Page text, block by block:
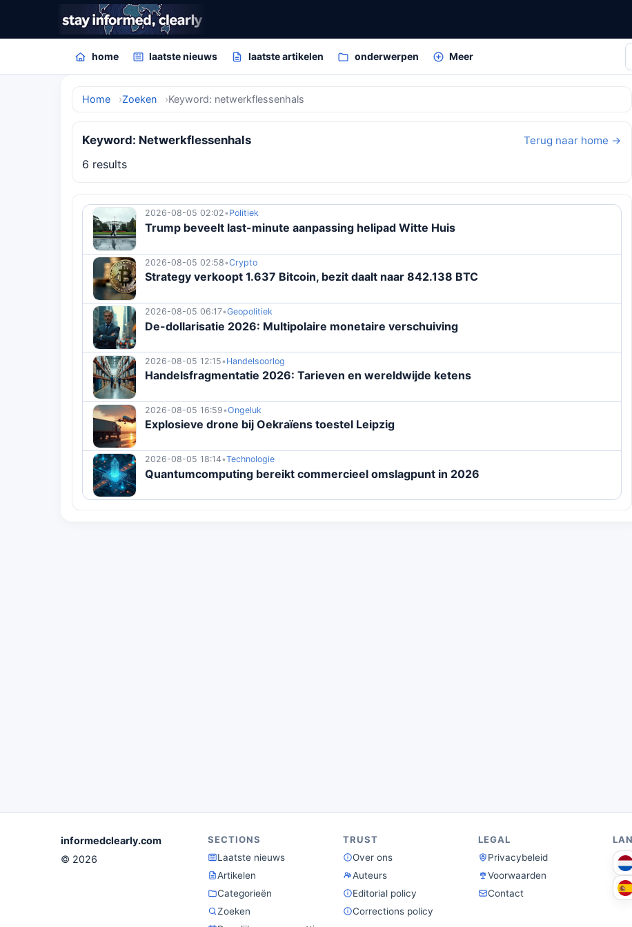
home laatste nieuws laatste artikelen onderwerpen Meer
Home Zoeken Keyword: netwerkflessenhals
Keyword: Netwerkflessenhals Terug naar home →
6 results
2026-08-05 02:02•Politiek
Trump beveelt last-minute aanpassing helipad Witte Huis
2026-08-05 02:58•Crypto
Strategy verkoopt 1.637 Bitcoin, bezit daalt naar 842.138 BTC
2026-08-05 06:17•Geopolitiek
De-dollarisatie 2026: Multipolaire monetaire verschuiving
2026-08-05 12:15•Handelsoorlog
Handelsfragmentatie 2026: Tarieven en wereldwijde ketens
2026-08-05 16:59•Ongeluk
Explosieve drone bij Oekraïens toestel Leipzig
2026-08-05 18:14•Technologie
Quantumcomputing bereikt commercieel omslagpunt in 2026
informedclearly.com
© 2026
SECTIONS
Laatste nieuws
Artikelen
Categorieën
Zoeken
TRUST
Over ons
Auteurs
Editorial policy
Corrections policy
LEGAL
Privacybeleid
Voorwaarden
Contact